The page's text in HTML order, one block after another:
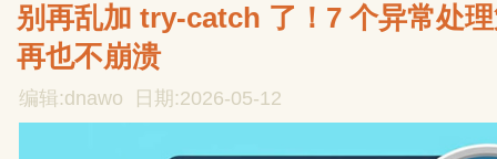
别再乱加 try-catch 了！7 个异常处
再也不崩溃
编辑:dnawo 日期:2026-05-12